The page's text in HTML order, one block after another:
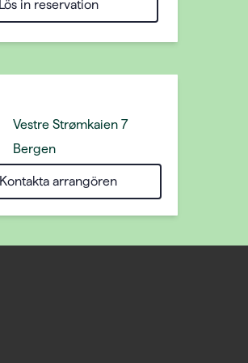
Lös in reservation
Vestre Strømkaien 7
Bergen
Kontakta arrangören